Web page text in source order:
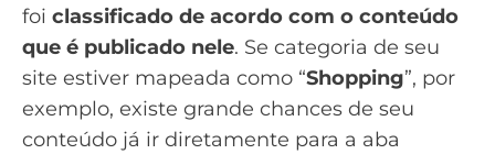
foi classificado de acordo com o conteúdo
que é publicado nele. Se categoria de seu
site estiver mapeada como “Shopping”, por
exemplo, existe grande chances de seu
conteúdo já ir diretamente para a aba